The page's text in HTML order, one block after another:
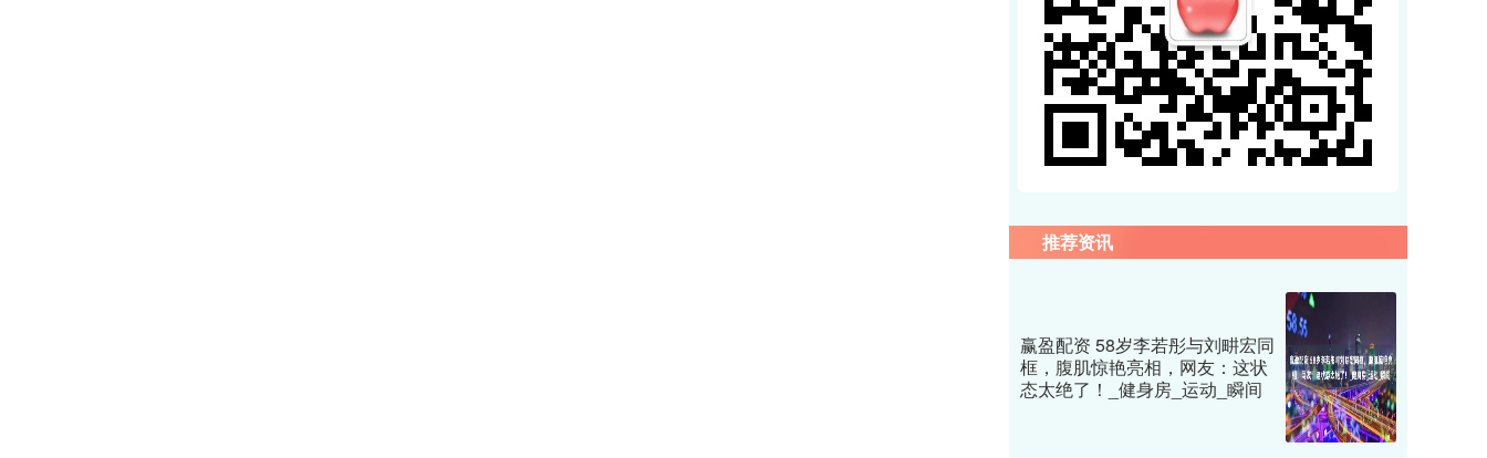
推荐资讯
赢盈配资 58岁李若彤与刘畊宏同
框，腹肌惊艳亮相，网友：这状
态太绝了！_健身房_运动_瞬间